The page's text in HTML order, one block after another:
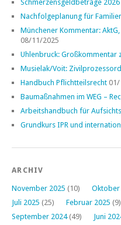
Schmerzensgeldbeträge 2026
Nachfolgeplanung für
Münchener Kommentar:
08/11/2025
Uhlenbruck: Großkommentar
Musielak/Voit:
Handbuch Pflichtteilsrecht
Baumaßnahmen im WEG –
Arbeitshandbuch für
Grundkurs IPR und
ARCHIV
November 2025 (10) Oktober
Juli 2025 (25) Februar 2025 (9)
September 2024(49) Juni